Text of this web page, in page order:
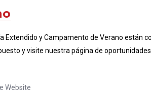
Extendido y Campamento de Verano están
y visite nuestra página de
Website